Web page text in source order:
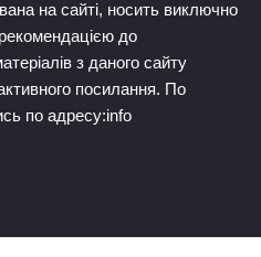
на сайті, носить виключно
до
з даного сайту
посилання. По
по адресу:info